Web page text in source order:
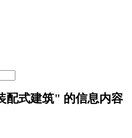
配式建筑" 的信息内容